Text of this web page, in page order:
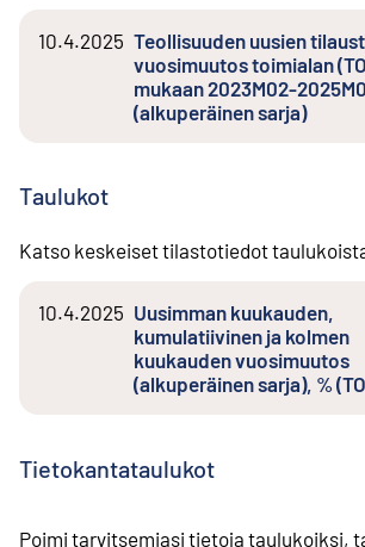
10.4.2025 Teollisuuden uusien
vuosimuutos toimialan
mukaan 2023M02-
(alkuperäinen sarja)
Taulukot
Katso keskeiset tilastotiedot
10.4.2025 Uusimman kuukauden,
kumulatiivinen ja kolmen
kuukauden vuosimuutos
(alkuperäinen sarja), %
Tietokantataulukot
Poimi tarvitsemiasi tietoja taulukoiksi,